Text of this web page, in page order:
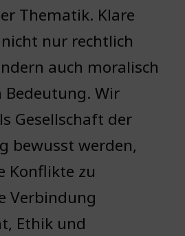
Thematik. Klare
nur rechtlich
auch moralisch
Bedeutung. Wir
Gesellschaft der
bewusst werden,
Konflikte zu
Verbindung
Ethik und